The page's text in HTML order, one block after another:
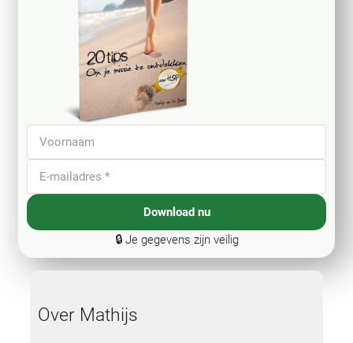
Download nu
🔒 Je gegevens zijn veilig
Over Mathijs